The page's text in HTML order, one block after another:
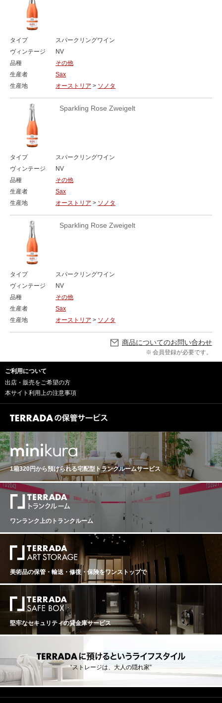
タイプ
スパークリングワイン
ヴィンテージ
NV
品種
その他
生産者
Sax
生産地
オーストリア > ソノタ
Sparkling Rose Zweigelt
タイプ
スパークリングワイン
ヴィンテージ
NV
品種
その他
生産者
Sax
生産地
オーストリア > ソノタ
Sparkling Rose Zweigelt
タイプ
スパークリングワイン
ヴィンテージ
NV
品種
その他
生産者
Sax
生産地
オーストリア > ソノタ
商品についてのお問い合わせ
会員登録が必要です。
ご利用について
出店・販売をご希望の方
本サイト利用上の注意事項
1箱320円から預けられる宅配型トランクルームサービス
ワンランク上のトランクルーム
美術品の保管・輸送・修復・保険をワンストップで
堅牢なセキュリティの貸金庫サービス
“ストレージは、大人の隠れ家”